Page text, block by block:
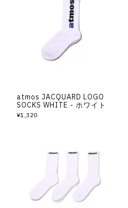
atmos JACQUARD LOGO
SOCKS WHITE - ホワイト
¥1,320